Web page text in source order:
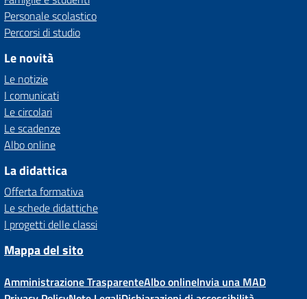
Personale scolastico
Percorsi di studio
Le novità
Le notizie
I comunicati
Le circolari
Le scadenze
Albo online
La didattica
Offerta formativa
Le schede didattiche
I progetti delle classi
Mappa del sito
Amministrazione TrasparenteAlbo onlineInvia una MAD